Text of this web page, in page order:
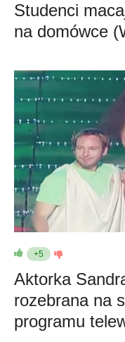
Studenci
na domówce
+5
Aktorka
rozebrana na
programu